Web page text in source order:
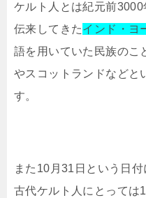
ケルト人とは紀元前
伝来してきたインド・ヨ
語を用いていた民族のこ
やスコットランドなどと
す。
また10月31日という日
古代ケルト人にとっては